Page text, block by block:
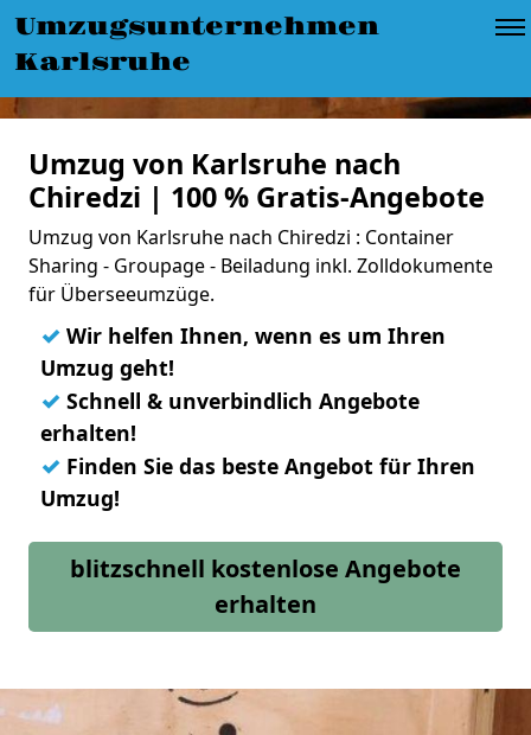
Umzugsunternehmen
Karlsruhe
Umzug von Karlsruhe nach
Chiredzi | 100 % Gratis-Angebote
Umzug von Karlsruhe nach Chiredzi : Container
Sharing - Groupage - Beiladung inkl. Zolldokumente
für Überseeumzüge.
✓ Wir helfen Ihnen, wenn es um Ihren
Umzug geht!
✓ Schnell & unverbindlich Angebote
erhalten!
✓ Finden Sie das beste Angebot für Ihren
Umzug!
blitzschnell kostenlose Angebote
erhalten